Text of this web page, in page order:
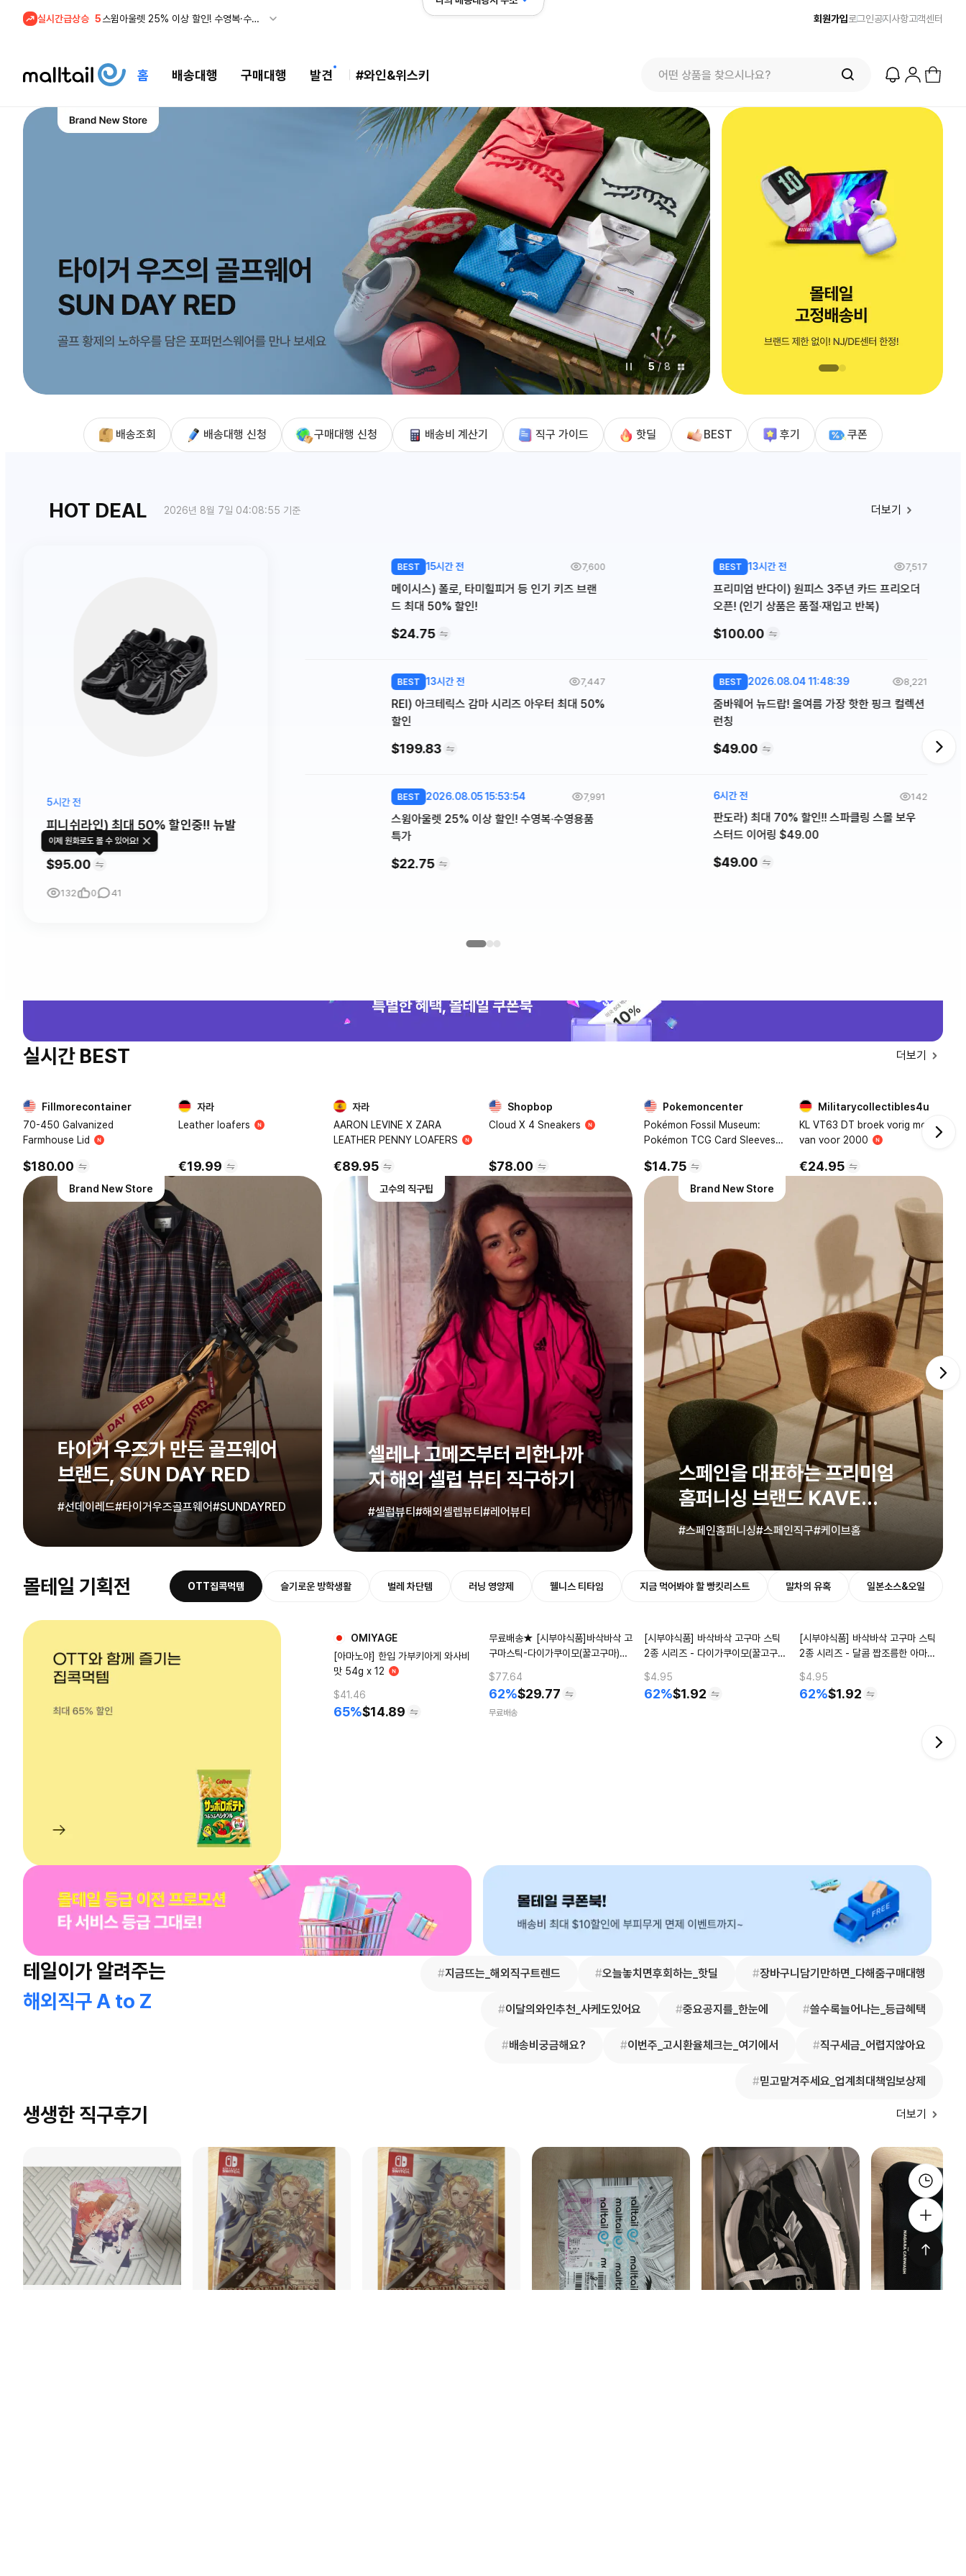
실시간급상승 5
스윔아울렛 25% 이상 할인! 수영복·수영용품 특가
회원가입로그인공지사항고객센터
홈 배송대행 구매대행 발견 #와인&위스키
5 / 8
배송조회 배송대행 신청 구매대행 신청 배송비 계산기 직구 가이드 핫딜 BEST 후기 쿠폰
HOT DEAL 2026년 8월 7일 04:08:55 기준 더보기
5시간 전
피니쉬라인) 최대 50% 할인중!! 뉴발
란스 1906R $95.00
$95.00
이제 원화로도 볼 수 있어요!
132 0 41
BEST 15시간 전
메이시스) 폴로, 타미힐피거 등 인기 키즈 브랜
드 최대 50% 할인!
$24.75
7,600 BEST 13시간 전
프리미엄 반다이) 원피스 3주년 카드 프리오더
오픈! (인기 상품은 품절·재입고 반복)
$100.00
7,517
BEST 13시간 전
REI) 아크테릭스 감마 시리즈 아우터 최대 50%
할인
$199.83
7,447 BEST 2026.08.04 11:48:39
줌바웨어 뉴드랍! 올여름 가장 핫한 핑크 컬렉션
런칭
$49.00
8,221
BEST 2026.08.05 15:53:54
스윔아울렛 25% 이상 할인! 수영복·수영용품
특가
$22.75
7,991 6시간 전
판도라) 최대 70% 할인!! 스파클링 스몰 보우
스터드 이어링 $49.00
$49.00
142
실시간 BEST 더보기
1Fillmorecontainer
70-450 Galvanized
Farmhouse Lid
$180.00
2
자라
Leather loafers
€19.99
3
자라
AARON LEVINE X ZARA
LEATHER PENNY LOAFERS
€89.95
4
Shopbop
Cloud X 4 Sneakers
$78.00
5Pokemoncenter
Pokémon Fossil Museum:
Pokémon TCG Card Sleeves
$14.75
6Militarycollectibles4u
KL VT63 DT broek vorig model
van voor 2000
€24.95
Brand New Store
타이거 우즈가 만든 골프웨어
브랜드, SUN DAY RED
#선데이레드#타이거우즈골프웨어#SUNDAYRED
고수의 직구팁
셀레나 고메즈부터 리한나까
지 해외 셀럽 뷰티 직구하기
#셀럽뷰티#해외셀렙뷰티 #레어뷰티
Brand New Store
스페인을 대표하는 프리미엄
홈퍼니싱 브랜드 KAVE
HOME
#스페인홈퍼니싱#스페인직구#케이브홈
몰테일 기획전 OTT집콕먹템 슬기로운 방학생활 벌레 차단템 러닝 영양제 웰니스 티타임 지금 먹어봐야 할 빵킷리스트 말차의 유혹 일본소스&오일
OMIYAGE
[아마노야] 한입 가부키아게 와사비
맛 54g x 12
$41.46
65%$14.89
무료배송★ [시부야식품]바삭바삭 고
구마스틱-다이가쿠이모(꿀고구마)맛
$77.64
62%$29.77
무료배송
[시부야식품] 바삭바삭 고구마 스틱
2종 시리즈 - 다이가쿠이모(꿀고구
$4.95
62%$1.92
[시부야식품] 바삭바삭 고구마 스틱
2종 시리즈 - 달콤 짭조름한 아마시
$4.95
62%$1.92
테일이가 알려주는
해외직구 A to Z
#지금뜨는_해외직구트렌드 #오늘놓치면후회하는_핫딜 #장바구니담기만하면_다해줌구매대행
#이달의와인추천_사케도있어요 #중요공지를_한눈에 #쓸수록늘어나는_등급혜택
#배송비궁금해요? #이번주_고시환율체크는_여기에서 #직구세금_어렵지않아요
#믿고맡겨주세요_업계최대책임보상제
생생한 직구후기 더보기